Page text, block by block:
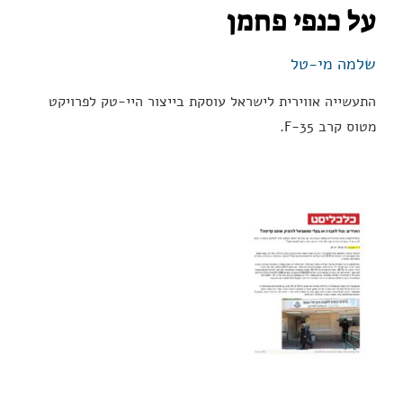
על כנפי פחמן
שלמה מי-טל
התעשייה אווירית לישראל עוסקת בייצור היי-טק לפרויקט
מטוס קרב F-35.